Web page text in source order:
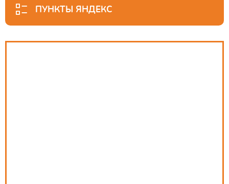
ПУНКТЫ ЯНДЕКС